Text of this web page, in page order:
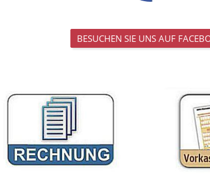
BESUCHEN SIE UNS AUF